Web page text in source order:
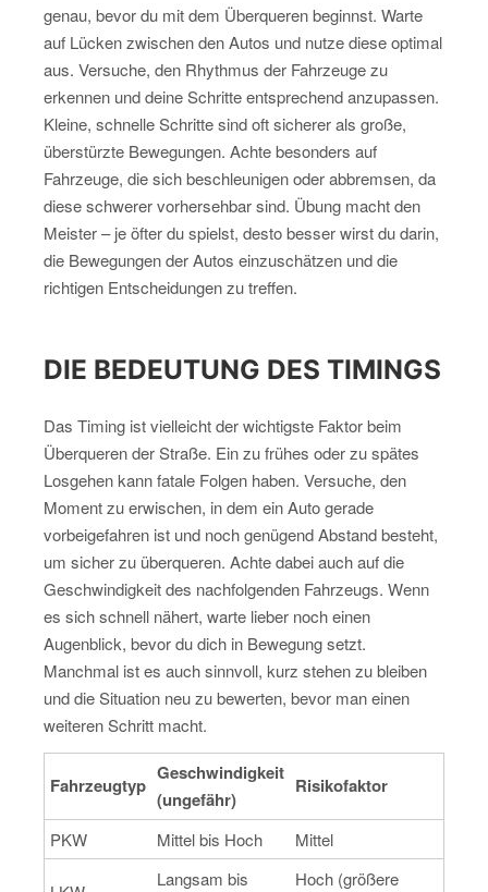
genau, bevor du mit dem Überqueren beginnst. Warte
auf Lücken zwischen den Autos und nutze diese optimal
aus. Versuche, den Rhythmus der Fahrzeuge zu
erkennen und deine Schritte entsprechend anzupassen.
Kleine, schnelle Schritte sind oft sicherer als große,
überstürzte Bewegungen. Achte besonders auf
Fahrzeuge, die sich beschleunigen oder abbremsen, da
diese schwerer vorhersehbar sind. Übung macht den
Meister – je öfter du spielst, desto besser wirst du darin,
die Bewegungen der Autos einzuschätzen und die
richtigen Entscheidungen zu treffen.
DIE BEDEUTUNG DES TIMINGS
Das Timing ist vielleicht der wichtigste Faktor beim
Überqueren der Straße. Ein zu frühes oder zu spätes
Losgehen kann fatale Folgen haben. Versuche, den
Moment zu erwischen, in dem ein Auto gerade
vorbeigefahren ist und noch genügend Abstand besteht,
um sicher zu überqueren. Achte dabei auch auf die
Geschwindigkeit des nachfolgenden Fahrzeugs. Wenn
es sich schnell nähert, warte lieber noch einen
Augenblick, bevor du dich in Bewegung setzt.
Manchmal ist es auch sinnvoll, kurz stehen zu bleiben
und die Situation neu zu bewerten, bevor man einen
weiteren Schritt macht.
Fahrzeugtyp
Geschwindigkeit
(ungefähr)
Risikofaktor
PKW Mittel bis Hoch Mittel
Langsam bis Hoch (größere